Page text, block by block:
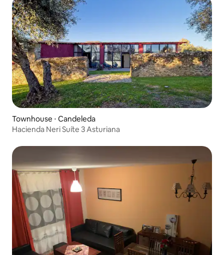
Townhouse ⋅ Candeleda
Hacienda Neri Suíte 3 Asturiana